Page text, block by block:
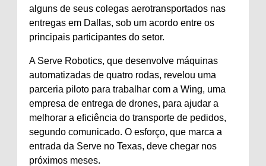
alguns de seus colegas aerotransportados nas
entregas em Dallas, sob um acordo entre os
principais participantes do setor.
A Serve Robotics, que desenvolve máquinas
automatizadas de quatro rodas, revelou uma
parceria piloto para trabalhar com a Wing, uma
empresa de entrega de drones, para ajudar a
melhorar a eficiência do transporte de pedidos,
segundo comunicado. O esforço, que marca a
entrada da Serve no Texas, deve chegar nos
próximos meses.